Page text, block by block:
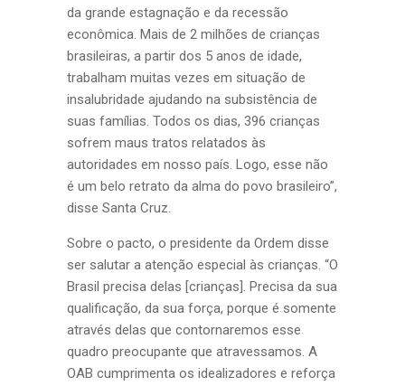
da grande estagnação e da recessão
econômica. Mais de 2 milhões de crianças
brasileiras, a partir dos 5 anos de idade,
trabalham muitas vezes em situação de
insalubridade ajudando na subsistência de
suas famílias. Todos os dias, 396 crianças
sofrem maus tratos relatados às
autoridades em nosso país. Logo, esse não
é um belo retrato da alma do povo brasileiro”,
disse Santa Cruz.
Sobre o pacto, o presidente da Ordem disse
ser salutar a atenção especial às crianças. “O
Brasil precisa delas [crianças]. Precisa da sua
qualificação, da sua força, porque é somente
através delas que contornaremos esse
quadro preocupante que atravessamos. A
OAB cumprimenta os idealizadores e reforça